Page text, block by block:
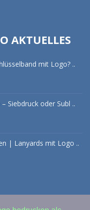
AKTUELLES
mit Logo? ..
Siebdruck oder Subl ..
| Lanyards mit Logo ..